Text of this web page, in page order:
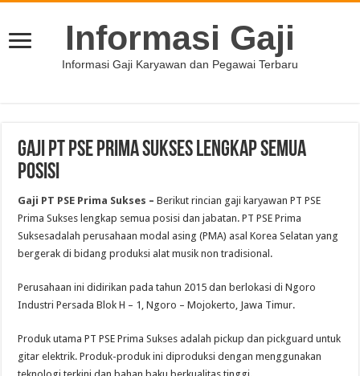
Informasi Gaji
Informasi Gaji Karyawan dan Pegawai Terbaru
Gaji PT PSE Prima Sukses Lengkap Semua
Posisi
Gaji PT PSE Prima Sukses – Berikut rincian gaji karyawan PT PSE
Prima Sukses lengkap semua posisi dan jabatan. PT PSE Prima
Suksesadalah perusahaan modal asing (PMA) asal Korea Selatan yang
bergerak di bidang produksi alat musik non tradisional.
Perusahaan ini didirikan pada tahun 2015 dan berlokasi di Ngoro
Industri Persada Blok H – 1, Ngoro – Mojokerto, Jawa Timur.
Produk utama PT PSE Prima Sukses adalah pickup dan pickguard untuk
gitar elektrik. Produk-produk ini diproduksi dengan menggunakan